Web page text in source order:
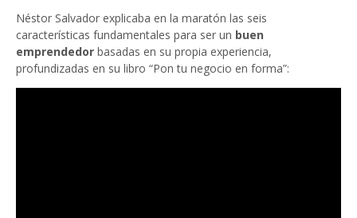
Néstor Salvador explicaba en la maratón las seis
características fundamentales para ser un buen
emprendedor basadas en su propia experiencia,
profundizadas en su libro “Pon tu negocio en forma”: